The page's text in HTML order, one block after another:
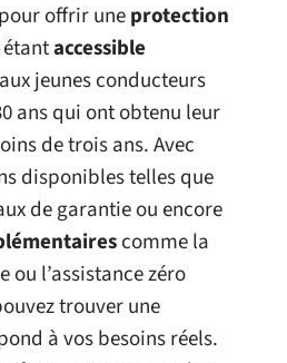
offrir uneprotection
accessible
aux jeunes conducteurs
ans qui ont obtenu leur
de trois ans. Avec
disponibles telles que
de garantie ou encore
comme la
ou l’assistance zéro
trouver une
à vos besoins réels.